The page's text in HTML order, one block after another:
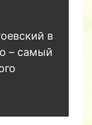
в
– самый